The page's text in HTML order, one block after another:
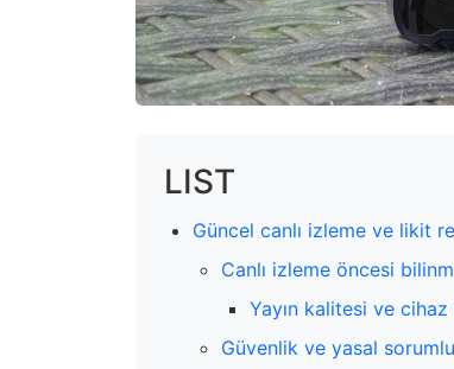
LIST
Güncel canlı izleme ve likit
Canlı izleme öncesi
Yayın kalitesi ve
Güvenlik ve yasal